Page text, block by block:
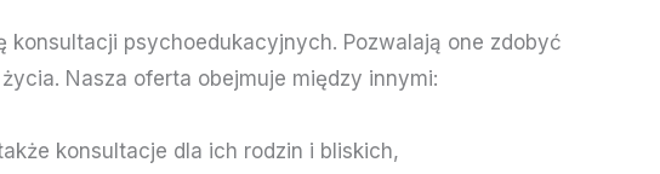
psychoedukacyjnych. Pozwalają one zdobyć
Nasza oferta obejmuje między innymi:
konsultacje dla ich rodzin i bliskich,